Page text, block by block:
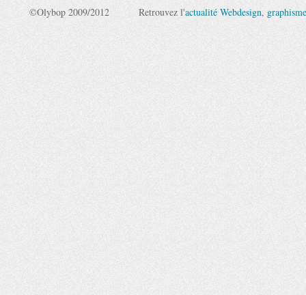
©Olybop 2009/2012 Retrouvez l'actualité Webdesign, graphisme